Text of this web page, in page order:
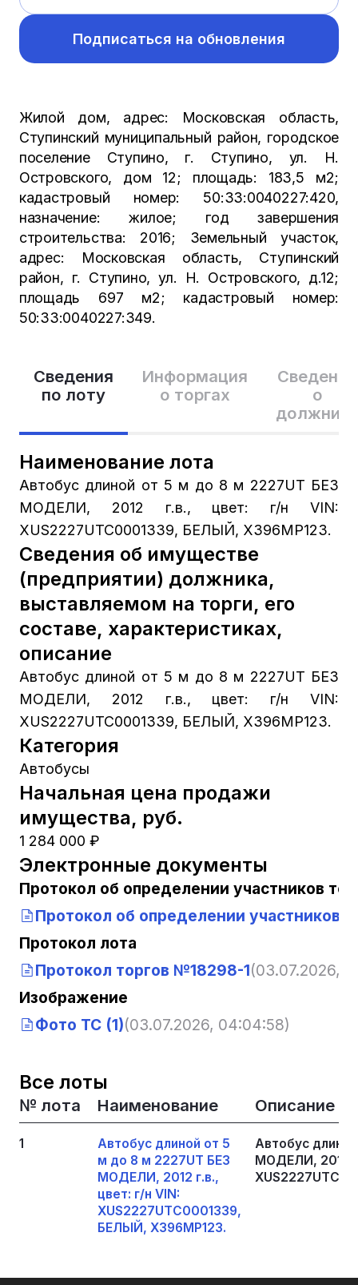
Сведения
по лоту
Информация
о торгах
Сведения
о
Наименование лота
Автобус длиной от 5 м до 8 м 2227UT БЕЗ
МОДЕЛИ, 2012 г.в., цвет: г/н VIN:
XUS2227UTC0001339, БЕЛЫЙ, Х396МР123.
Сведения об имуществе
(предприятии) должника,
выставляемом на торги, его
составе, характеристиках,
описание
Автобус длиной от 5 м до 8 м 2227UT БЕЗ
МОДЕЛИ, 2012 г.в., цвет: г/н VIN:
XUS2227UTC0001339, БЕЛЫЙ, Х396МР123.
Категория
Автобусы
Начальная цена продажи
имущества, руб.
1 284 000 ₽
Электронные документы
Протокол об определении участников
Протокол об определении участников
Протокол лота
Протокол торгов №18298-1(03.07.2026,
Изображение
Фото ТС (1)(03.07.2026, 04:04:58)
Все лоты
№ лота Наименование Описание
1
Автобус длиной от 5
м до 8 м 2227UT БЕЗ
МОДЕЛИ, 2012 г.в.,
цвет: г/н VIN:
XUS2227UTC0001339,
БЕЛЫЙ, Х396МР123.
Автобус
МОДЕЛИ, 2012
Подписаться на обновления
Жилой дом, адрес: Московская область,
Ступинский муниципальный район, городское
поселение Ступино, г. Ступино, ул. Н.
Островского, дом 12; площадь: 183,5 м2;
кадастровый номер: 50:33:0040227:420,
назначение: жилое; год завершения
строительства: 2016; Земельный участок,
адрес: Московская область, Ступинский
район, г. Ступино, ул. Н. Островского, д.12;
площадь 697 м2; кадастровый номер:
50:33:0040227:349.